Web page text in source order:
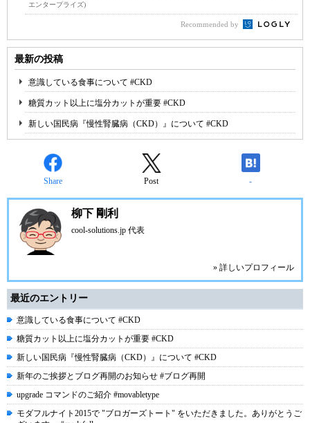
エンタープライズ)
Recommended by
最新の投稿
意識している食事について #CKD
糖質カット以上に塩分カットが重要 #CKD
新しい国民病『慢性腎臓病（CKD）』について #CKD
Share Post -
柳下 剛利
cool-solutions.jp 代表
» 詳しいプロフィール
最近のエントリー
意識している食事について #CKD
糖質カット以上に塩分カットが重要 #CKD
新しい国民病『慢性腎臓病（CKD）』について #CKD
新年のご挨拶とブログ再開のお知らせ #ブログ再開
upgrade コマンドのご紹介 #movabletype
モダフルナイト2015で "ブロガーズトート" をいただきました。ありがとうご